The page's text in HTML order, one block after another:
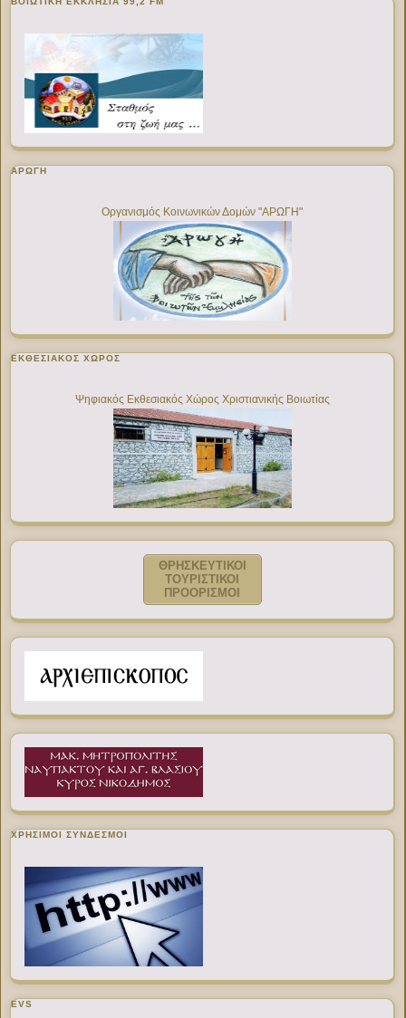
ΑΡΩΓΗ
Οργανισμός Κοινωνικών Δομών "ΑΡΩΓΗ"
ΕΚΘΕΣΙΑΚΌΣ ΧΏΡΟΣ
Ψηφιακός Εκθεσιακός Χώρος Χριστιανικής Βοιωτίας
ΘΡΗΣΚΕΥΤΙΚΟΙ
ΤΟΥΡΙΣΤΙΚΟΙ
ΠΡΟΟΡΙΣΜΟΙ
ΧΡΉΣΙΜΟΙ ΣΎΝΔΕΣΜΟΙ
EVS